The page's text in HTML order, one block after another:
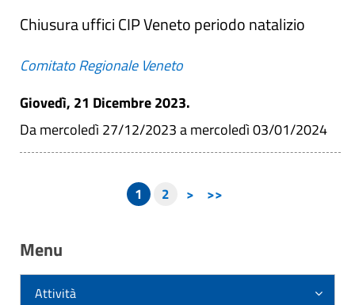
Chiusura uffici CIP Veneto periodo natalizio
Comitato Regionale Veneto
Giovedì, 21 Dicembre 2023.
Da mercoledì 27/12/2023 a mercoledì 03/01/2024
1 2 > >>
Menu
Attività